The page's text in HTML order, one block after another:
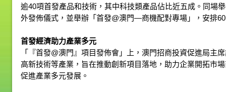
逾40項首發產品和技術，其中科技類產品佔比近五成。同場
外發佈儀式，並舉辦「首發@澳門—商機配對專場」，安排
首發經濟助力產業多元
「『首發@澳門』項目發佈會」上，澳門招商投資促進局主
高新技術等產業，旨在推動創新項目落地，助力企業開拓市
促進產業多元發展。